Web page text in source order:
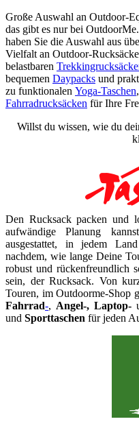
Große Auswahl an Outdoor-
das gibt es nur bei
haben Sie die Auswahl aus
Vielfalt an Outdoor-
belastbaren
bequemen Daypacks und
zu funktionalen Yoga-Taschen,
Fahrradrucksäcken für Ihre
Willst du wissen, wie du
Den Rucksack packen und
aufwändige Planung
ausgestattet, in jedem
nachdem, wie lange Deine
robust und rückenfreundlich
sein, der Rucksack. Von
Touren, im Outdoorme-Shop
Fahrrad-, Angel-, Laptop-
und Sporttaschen für jeden